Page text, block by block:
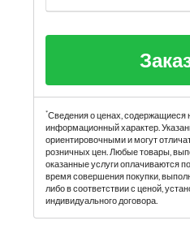
*Сведения о ценах, содержащиеся
информационный характер.
ориентировочными и могут
розничных цен. Любые товары,
оказанные услуги оплачиваются
время совершения покупки,
либо в соответствии с ценой,
индивидуального договора.